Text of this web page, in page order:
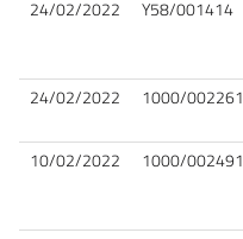
24/02/2022 Y58/001414
24/02/2022 1000/002261
10/02/2022 1000/002491